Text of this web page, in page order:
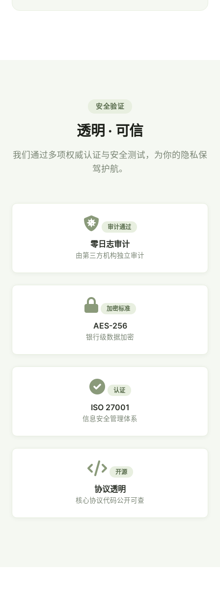
安全验证
透明 · 可信
我们通过多项权威认证与安全测试，为你的隐私保
驾护航。
审计通过
零日志审计
由第三方机构独立审计
加密标准
AES-256
银行级数据加密
认证
ISO 27001
信息安全管理体系
开源
协议透明
核心协议代码公开可查